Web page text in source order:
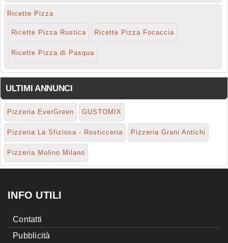
Ricette Pizza
Ricette Pizza Rustica Ricette Pizza Focaccia
Ricette Pizza di Pasqua
ULTIMI ANNUNCI
Pizzeria EverGreen GUSTOMIX
Pizzeria La Sfiziosa - Rosticceria Pizzeria Grani Antichi
Pizzeria Molino Milano
INFO UTILI
Contatti
Pubblicità